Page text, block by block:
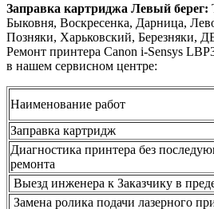
Заправка картриджа Левый берег:
Быковня, Воскресенка, Дарница,
Позняки, Харьковский, Березняки,
Ремонт принтера Canon i-Sensys
в нашем сервисном центре:
Наименование работ
Заправка картридж
Диагностика принтера без
ремонта
Выезд инженера к Заказчику в
Замена ролика подачи лазерного